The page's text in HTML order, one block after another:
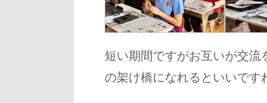
短い期間ですがお互いが交
の架け橋になれるといいです